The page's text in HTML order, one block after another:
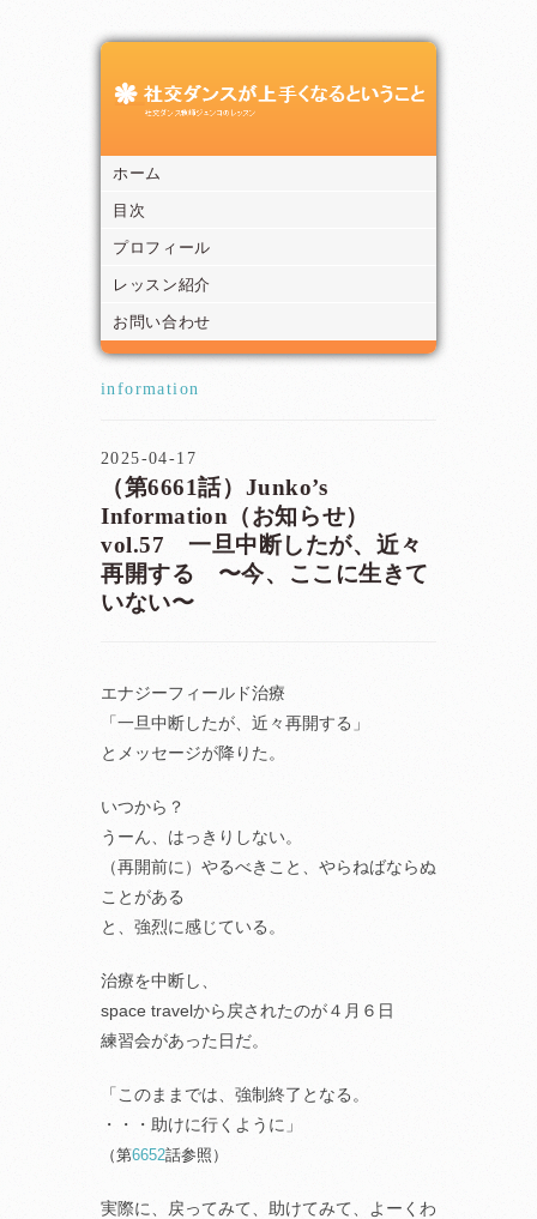
ホーム
目次
プロフィール
レッスン紹介
お問い合わせ
information
2025-04-17
（第6661話）Junko’s
Information（お知らせ）
vol.57 一旦中断したが、近々
再開する 〜今、ここに生きて
いない〜
エナジーフィールド治療
「一旦中断したが、近々再開する」
とメッセージが降りた。
いつから？
うーん、はっきりしない。
（再開前に）やるべきこと、やらねばならぬ
ことがある
と、強烈に感じている。
治療を中断し、
space travelから戻されたのが４月６日
練習会があった日だ。
「このままでは、強制終了となる。
・・・助けに行くように」
（第6652話参照）
実際に、戻ってみて、助けてみて、よーくわ